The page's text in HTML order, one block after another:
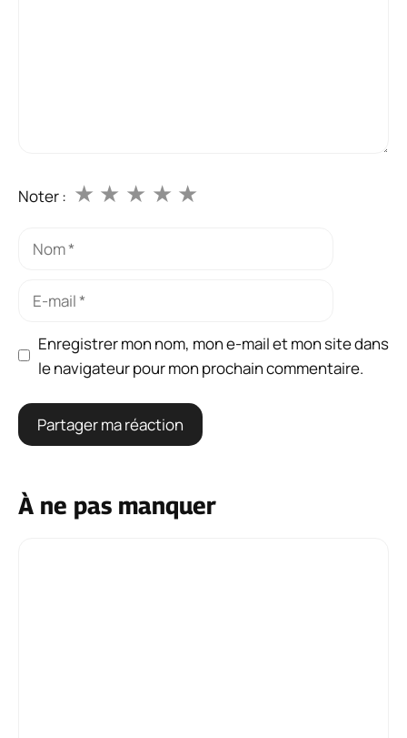
Noter : ★
★
★
★
★
Nom
Enregistrer mon nom, mon e-mail et mon site dans
le navigateur pour mon prochain commentaire.
À ne pas manquer